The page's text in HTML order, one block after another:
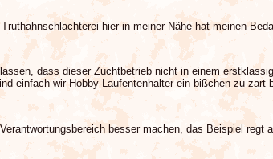
hier in meiner Nähe hat meinen
dass dieser Zuchtbetrieb nicht in einem
einfach wir Hobby-Laufentenhalter ein bißchen zu
besser machen, das Beispiel regt